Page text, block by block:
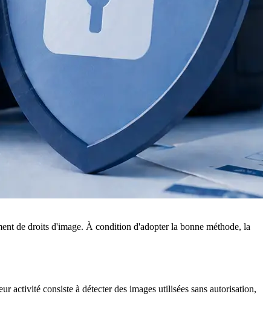
de droits d'image. À condition d'adopter la bonne méthode, la
activité consiste à détecter des images utilisées sans autorisation,